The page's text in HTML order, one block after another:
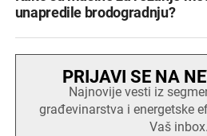
unapredile brodogradnju?
PRIJAVI SE NA
Najnovije vesti iz
građevinarstva i energetske
Vaš inbox.